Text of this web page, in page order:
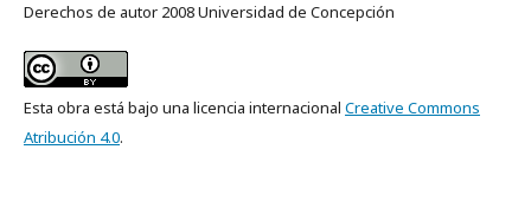
Derechos de autor 2008 Universidad de Concepción
Esta obra está bajo una licencia internacional Creative Commons
Atribución 4.0.